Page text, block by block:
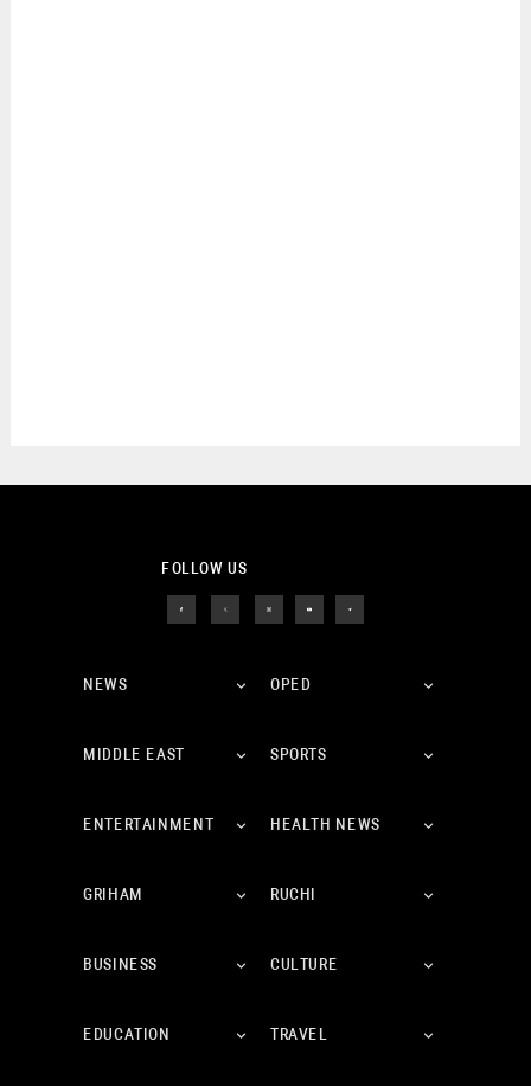
FOLLOW US
NEWS OPED
MIDDLE EAST SPORTS
ENTERTAINMENT HEALTH NEWS
GRIHAM RUCHI
BUSINESS CULTURE
EDUCATION TRAVEL